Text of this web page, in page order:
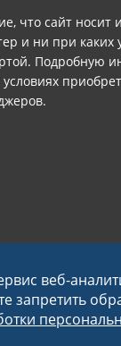
что сайт носит
и ни при каких
Подробную
в отношении
веб-
запретить